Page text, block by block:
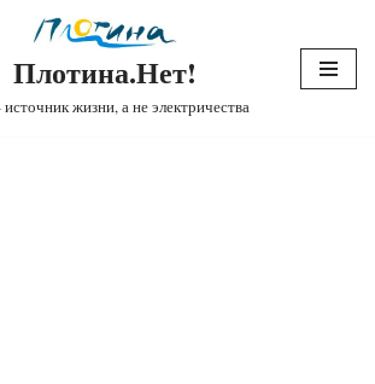
Плотина.Нет!
источник жизни, а не электричества